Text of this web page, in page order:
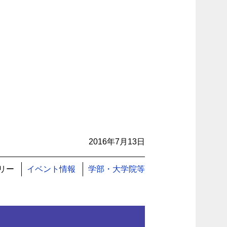
2016年7月13日
ー イベント情報 学部・大学院等